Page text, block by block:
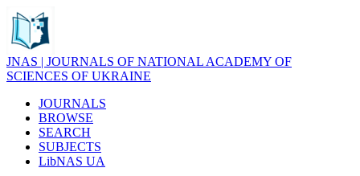
JNAS | JOURNALS OF NATIONAL ACADEMY OF
SCIENCES OF UKRAINE
JOURNALS
BROWSE
SEARCH
SUBJECTS
LibNAS UA